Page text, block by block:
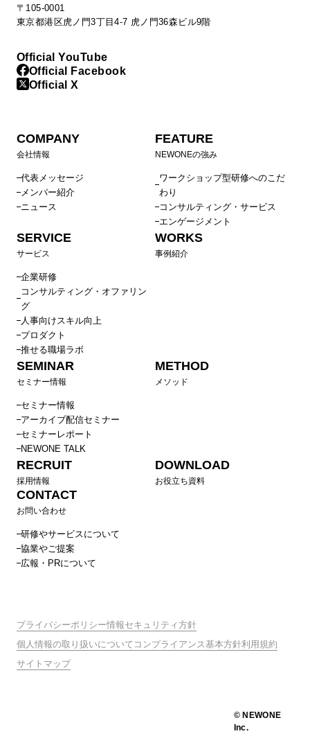
〒105-0001
東京都港区虎ノ門3丁目4-7 虎ノ門36森ビル9階
Official YouTube
Official Facebook
Official X
COMPANY
会社情報
代表メッセージ
メンバー紹介
ニュース
FEATURE
NEWONEの強み
ワークショップ型研修へのこだ
わり
コンサルティング・サービス
エンゲージメント
SERVICE
サービス
企業研修
コンサルティング・オファリン
グ
人事向けスキル向上
プロダクト
推せる職場ラボ
WORKS
事例紹介
SEMINAR
セミナー情報
セミナー情報
アーカイブ配信セミナー
セミナーレポート
NEWONE TALK
METHOD
メソッド
RECRUIT
採用情報
DOWNLOAD
お役立ち資料
CONTACT
お問い合わせ
研修やサービスについて
協業やご提案
広報・PRについて
プライバシーポリシー情報セキュリティ方針
個人情報の取り扱いについて コンプライアンス基本方針利用規約
サイトマップ
© NEWONE
Inc.